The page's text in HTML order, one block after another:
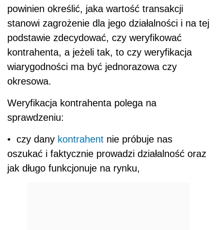
powinien określić, jaka wartość transakcji
stanowi zagrożenie dla jego działalności i na tej
podstawie zdecydować, czy weryfikować
kontrahenta, a jeżeli tak, to czy weryfikacja
wiarygodności ma być jednorazowa czy
okresowa.
Weryfikacja kontrahenta polega na
sprawdzeniu:
• czy dany kontrahent nie próbuje nas
oszukać i faktycznie prowadzi działalność oraz
jak długo funkcjonuje na rynku,